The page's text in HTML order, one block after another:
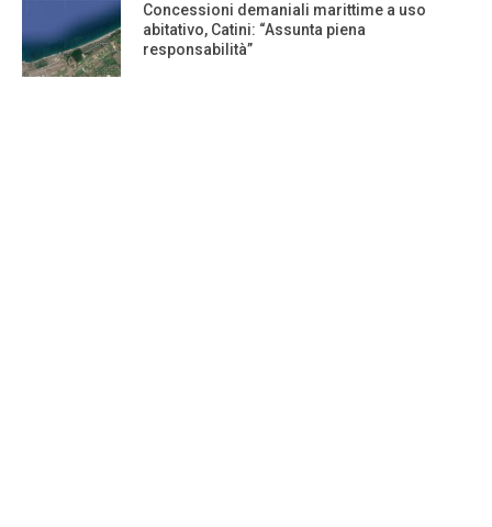
Concessioni demaniali marittime a uso
abitativo, Catini: “Assunta piena
responsabilità”